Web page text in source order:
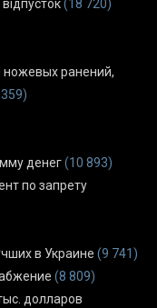
(18 720)
ранений,
денег(10 893)
по запрету
в Украине (9 741)
(8 809)
долларов